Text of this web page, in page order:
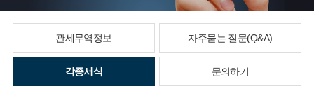
관세무역정보 자주묻는 질문(Q&A)
각종서식 문의하기